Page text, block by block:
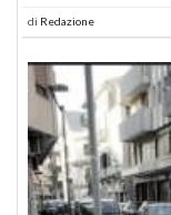
di Redazione